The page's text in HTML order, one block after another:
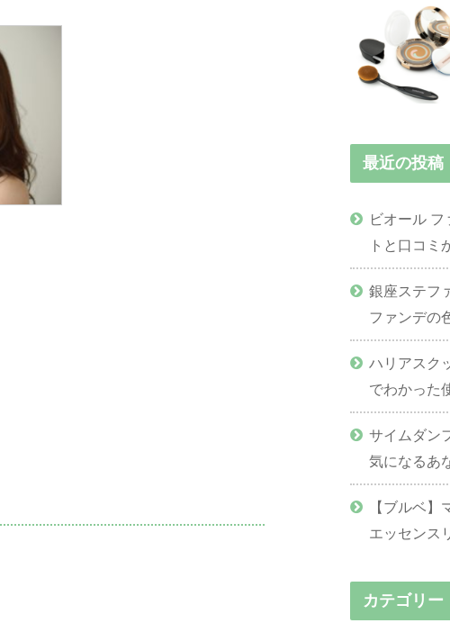
最近の投稿
ビオール
トと口コミ
銀座ステフ
ファンデの
ハリアスク
でわかった
サイムダン
気になるあ
【ブルベ
エッセンス
カテゴリー